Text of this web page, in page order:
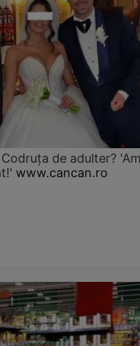
de adulter?
www.cancan.ro